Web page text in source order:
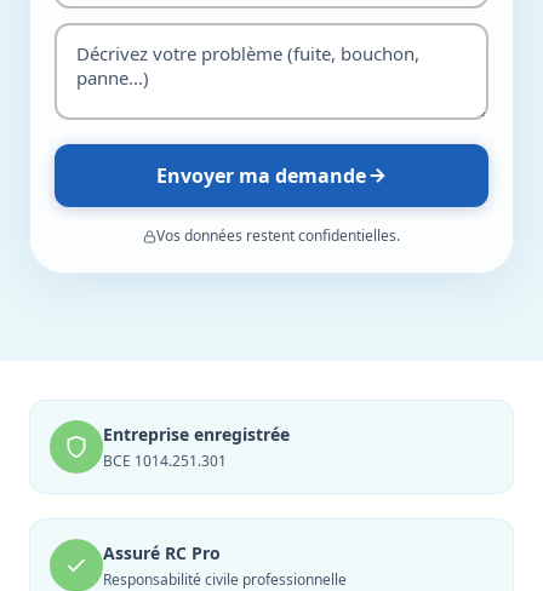
Envoyer ma demande
Vos données restent confidentielles.
Entreprise enregistrée
BCE 1014.251.301
Assuré RC Pro
Responsabilité civile professionnelle